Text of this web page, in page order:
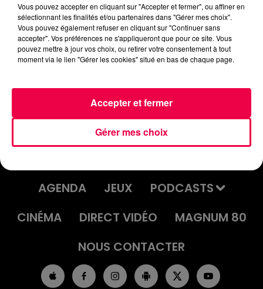
JEU DE L'ANNIVERSAIRE DU
AGENDA
JEUX
PODCASTS
CINÉMA
DIRECT VIDÉO
MAGNUM 80
NOUS CONTACTER
Vous pouvez accepter en cliquant sur "Accepter et fermer", ou affiner en
sélectionnant les finalités et/ou partenaires dans "Gérer mes choix".
Vous pouvez également refuser en cliquant sur "Continuer sans
accepter". Vos préférences ne s'appliqueront que pour ce site. Vous
pouvez mettre à jour vos choix, ou retirer votre consentement à tout
moment via le lien "Gérer les cookies" situé en bas de chaque page.
Gérer mes choix
Accepter et fermer